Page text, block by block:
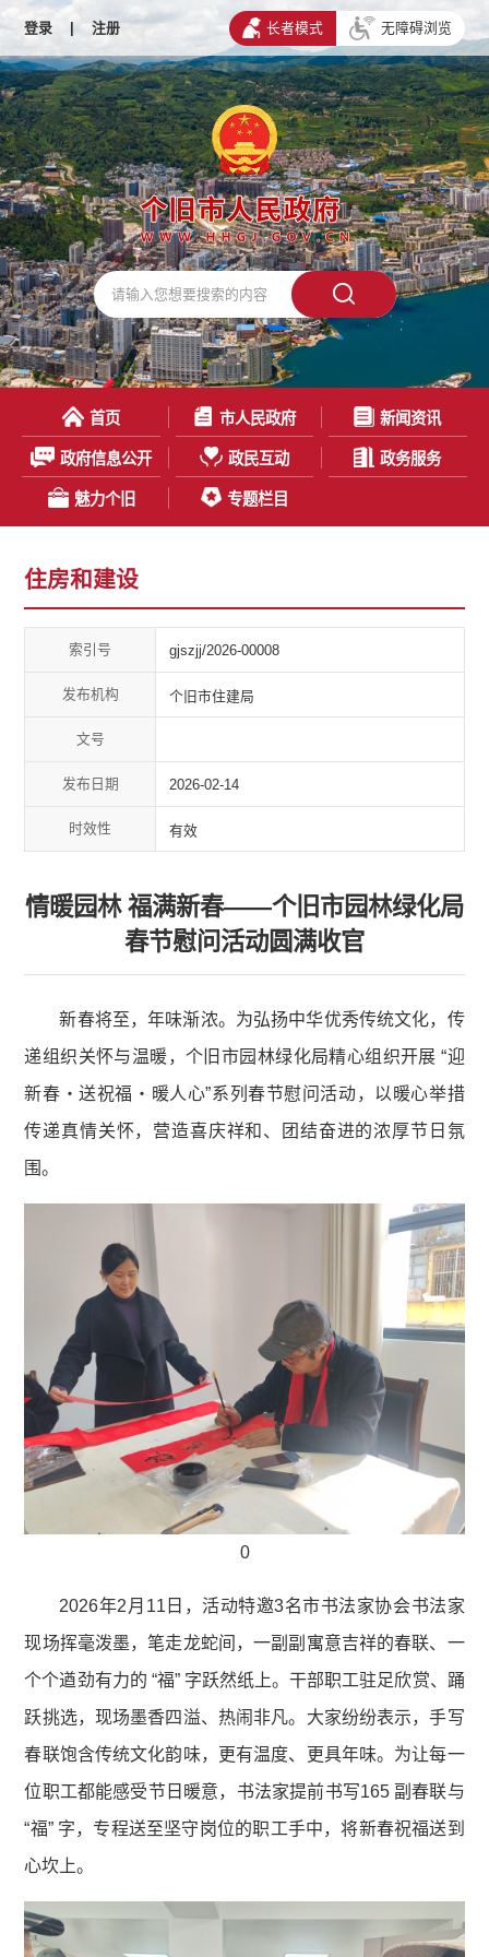
登录 | 注册 长者模式 无障碍浏览
首页 市人民政府 新闻资讯
政府信息公开 政民互动 政务服务
魅力个旧 专题栏目
住房和建设
索引号 gjszjj/2026-00008
发布机构 个旧市住建局
文号
发布日期 2026-02-14
时效性 有效
情暖园林 福满新春——个旧市园林绿化局
春节慰问活动圆满收官
新春将至，年味渐浓。为弘扬中华优秀传统文化，传
递组织关怀与温暖，个旧市园林绿化局精心组织开展 “迎
新春・送祝福・暖人心”系列春节慰问活动，以暖心举措
传递真情关怀，营造喜庆祥和、团结奋进的浓厚节日氛
围。
0
2026年2月11日，活动特邀3名市书法家协会书法家
现场挥毫泼墨，笔走龙蛇间，一副副寓意吉祥的春联、一
个个遒劲有力的 “福” 字跃然纸上。干部职工驻足欣赏、踊
跃挑选，现场墨香四溢、热闹非凡。大家纷纷表示，手写
春联饱含传统文化韵味，更有温度、更具年味。为让每一
位职工都能感受节日暖意，书法家提前书写165 副春联与
“福” 字，专程送至坚守岗位的职工手中，将新春祝福送到
心坎上。